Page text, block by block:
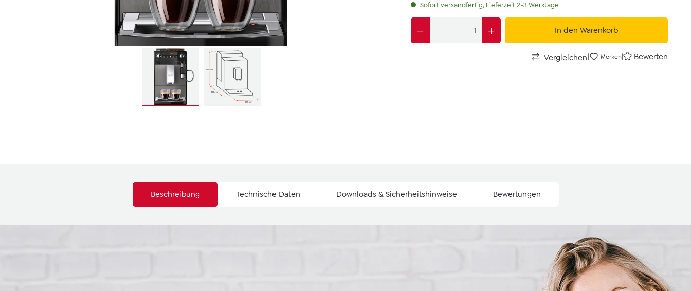
Sofort versandfertig, Lieferzeit 2-3 Werktage
In den Warenkorb
Vergleichen| Merken| Bewerten
Beschreibung Technische Daten Downloads & Sicherheitshinweise Bewertungen